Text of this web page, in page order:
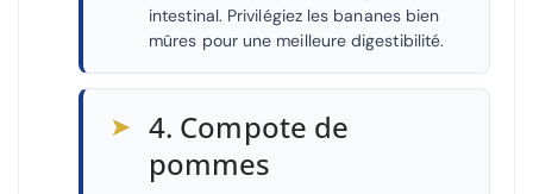
intestinal. Privilégiez les bananes bien
mûres pour une meilleure digestibilité.
➤ 4. Compote de
pommes